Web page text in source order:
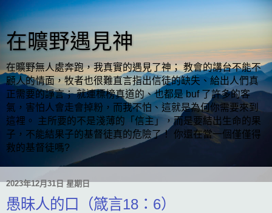
在曠野遇見神
在曠野無人處奔跑，我真實的遇見了神； 教會的講台不能不
顧人的情面，牧者也很難直言指出信徒的缺失、給出人們真
正需要的諍言； 就連標榜真道的、也都是 buf 了許多的客
氣，害怕人會走會掉粉，而我不怕、這就是為何你需要來到
這裡。 主所要的不是淺薄的「信主」，而是要結出生命的果
子，不能結果子的基督徒真的危險了！ 你還在當一個僅僅得
救的基督徒嗎?
2023年12月31日 星期日
愚昧人的口（箴言18：6）